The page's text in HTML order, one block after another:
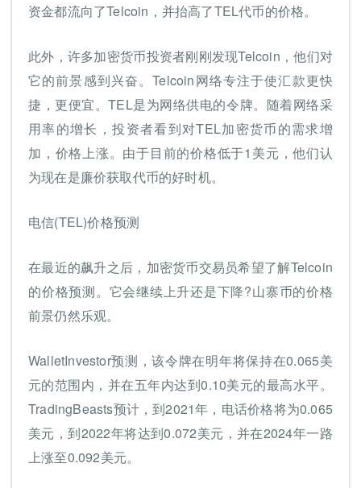
资金都流向了Telcoin，并抬高了TEL代币的价格。
此外，许多加密货币投资者刚刚发现Telcoin，他们对
它的前景感到兴奋。Telcoin网络专注于使汇款更快
捷，更便宜。TEL是为网络供电的令牌。随着网络采
用率的增长，投资者看到对TEL加密货币的需求增
加，价格上涨。由于目前的价格低于1美元，他们认
为现在是廉价获取代币的好时机。
电信(TEL)价格预测
在最近的飙升之后，加密货币交易员希望了解Telcoin
的价格预测。它会继续上升还是下降?山寨币的价格
前景仍然乐观。
WalletInvestor预测，该令牌在明年将保持在0.065美
元的范围内，并在五年内达到0.10美元的最高水平。
TradingBeasts预计，到2021年，电话价格将为0.065
美元，到2022年将达到0.072美元，并在2024年一路
上涨至0.092美元。